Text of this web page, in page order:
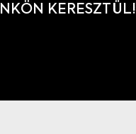
KERESZTÜL!